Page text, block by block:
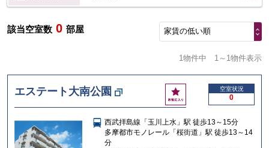
該当空室数 0 部屋 家賃の低い順
1物件中 1～1物件表示
エステート大南公園
お
気
入
り
空室状況
0
西武拝島線「玉川上水」駅 徒歩13～15分
多摩都市モノレール「桜街道」駅 徒歩13～14
分